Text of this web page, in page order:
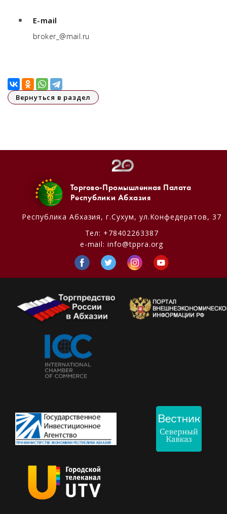
E-mail
broker_@mail.ru
Вернуться в раздел
Торгово-Промышленная Палата
Республики Абхазия
Республика Абхазия, г.Сухум, ул.Конфедератов, 37
Тел: +78402263387
e-mail:info@tppra.org